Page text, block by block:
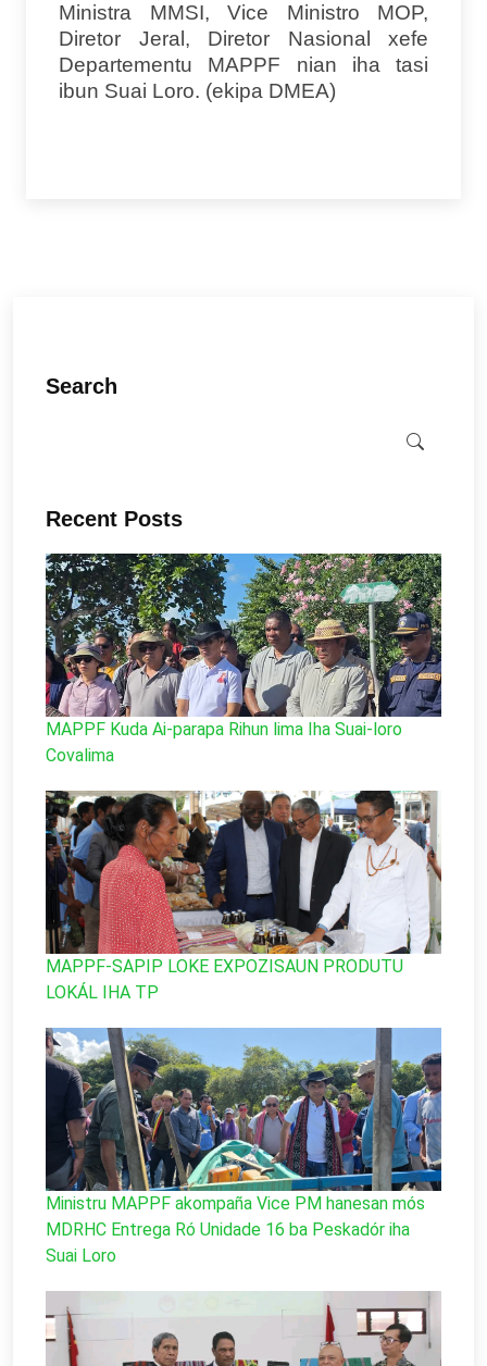
Ministra MMSI, Vice Ministro MOP,
Diretor Jeral, Diretor Nasional xefe
Departementu MAPPF nian iha tasi
ibun Suai Loro. (ekipa DMEA)
Search
Recent Posts
MAPPF Kuda Ai-parapa Rihun lima Iha Suai-loro
Covalima
MAPPF-SAPIP LOKE EXPOZISAUN PRODUTU
LOKÁL IHA TP
Ministru MAPPF akompaña Vice PM hanesan mós
MDRHC Entrega Ró Unidade 16 ba Peskadór iha
Suai Loro